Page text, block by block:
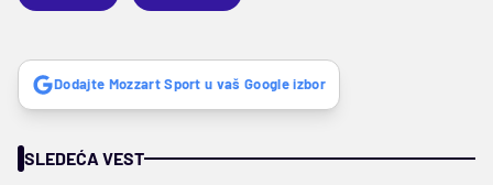
Dodajte Mozzart Sport u vaš Google izbor
SLEDEĆA VEST